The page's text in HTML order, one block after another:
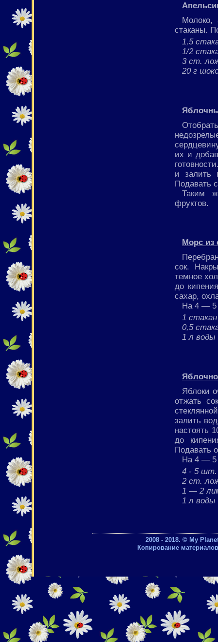
Молоко,
стаканы.
1,5
1/2
3 ст.
20 г
их и
и залить
Подавать
Таким
фруктов.
Морс из
сок.
темное
до
сахар,
На 4 — 5
1
0,5
1 л воды
Яблоки
отжать
залить
настоять
до
Подавать
На 4 — 5
4 - 5 шт.
2 ст.
1 — 2
1 л воды
2008 - 2018. © My
Копирование